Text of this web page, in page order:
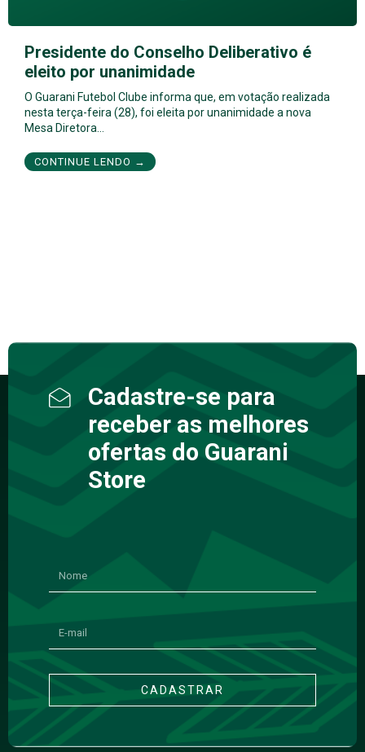
Presidente do Conselho Deliberativo é
eleito por unanimidade
O Guarani Futebol Clube informa que, em votação realizada
nesta terça-feira (28), foi eleita por unanimidade a nova
Mesa Diretora…
CONTINUE LENDO →
Cadastre-se para
receber as melhores
ofertas do Guarani
Store
CADASTRAR